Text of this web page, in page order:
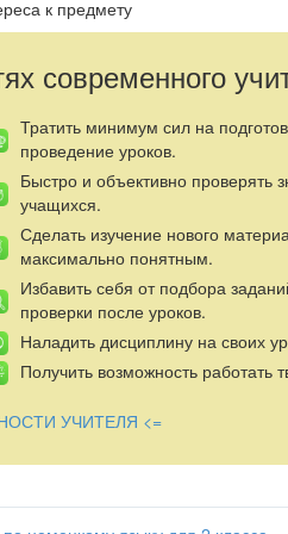
к предмету
современного
Тратить минимум сил на
проведение уроков.
Быстро и объективно проверять
учащихся.
Сделать изучение нового
максимально понятным.
Избавить себя от подбора
проверки после уроков.
Наладить дисциплину на своих
Получить возможность работать
УЧИТЕЛЯ <=